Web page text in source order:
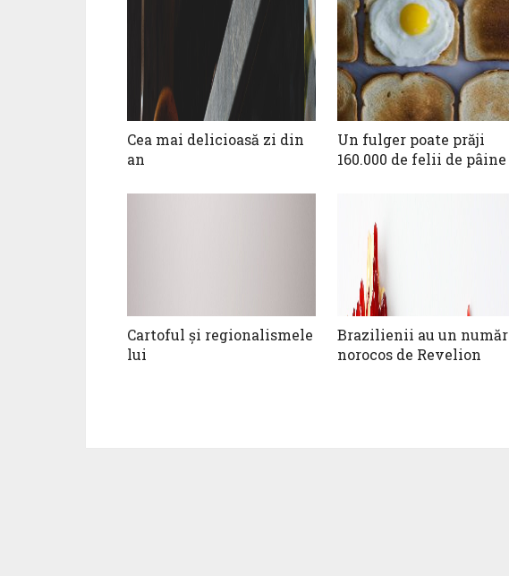
Cea mai delicioasă zi din
an
Un fulger poate prăji
160.000 de felii de pâine
Cartoful și regionalismele
lui
Brazilienii au un număr
norocos de Revelion